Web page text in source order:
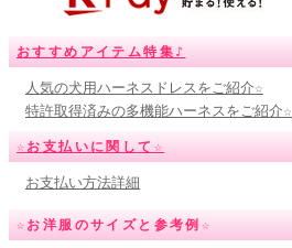
おすすめアイテム特集♪
人気の犬用ハーネスドレスをご紹介☆
特許取得済みの多機能ハーネスをご紹介☆
☆お支払いに関して☆
お支払い方法詳細
☆お洋服のサイズと参考例☆